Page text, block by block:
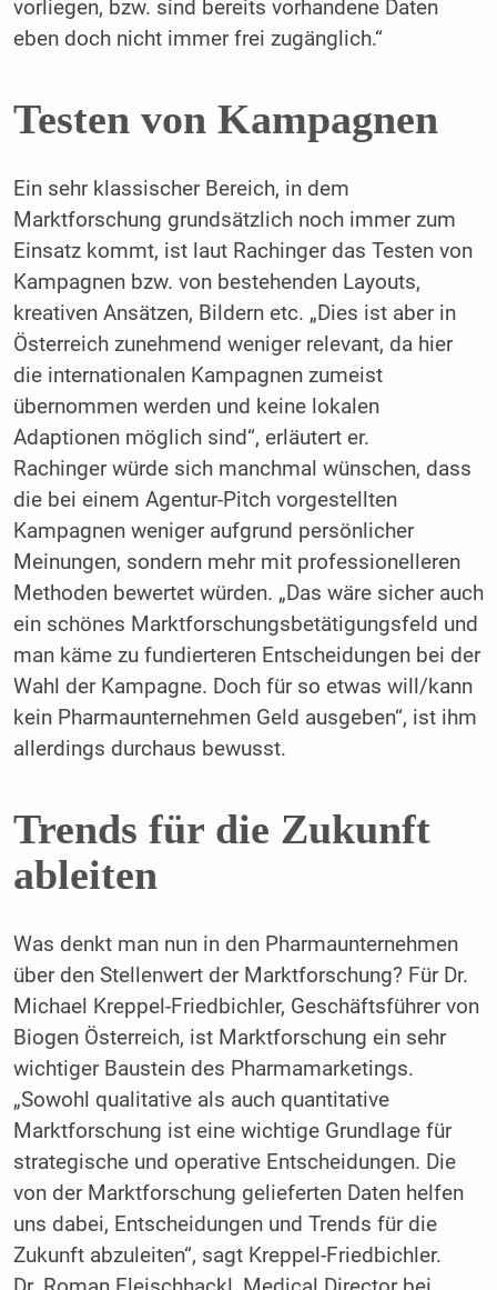
vorliegen, bzw. sind bereits vorhandene Daten
eben doch nicht immer frei zugänglich.“
Testen von Kampagnen
Ein sehr klassischer Bereich, in dem
Marktforschung grundsätzlich noch immer zum
Einsatz kommt, ist laut Rachinger das Testen von
Kampagnen bzw. von bestehenden Layouts,
kreativen Ansätzen, Bildern etc. „Dies ist aber in
Österreich zunehmend weniger relevant, da hier
die internationalen Kampagnen zumeist
übernommen werden und keine lokalen
Adaptionen möglich sind“, erläutert er.
Rachinger würde sich manchmal wünschen, dass
die bei einem Agentur-Pitch vorgestellten
Kampagnen weniger aufgrund persönlicher
Meinungen, sondern mehr mit professionelleren
Methoden bewertet würden. „Das wäre sicher auch
ein schönes Marktforschungsbetätigungsfeld und
man käme zu fundierteren Entscheidungen bei der
Wahl der Kampagne. Doch für so etwas will/kann
kein Pharmaunternehmen Geld ausgeben“, ist ihm
allerdings durchaus bewusst.
Trends für die Zukunft
ableiten
Was denkt man nun in den Pharmaunternehmen
über den Stellenwert der Marktforschung? Für Dr.
Michael Kreppel-Friedbichler, Geschäftsführer von
Biogen Österreich, ist Marktforschung ein sehr
wichtiger Baustein des Pharmamarketings.
„Sowohl qualitative als auch quantitative
Marktforschung ist eine wichtige Grundlage für
strategische und operative Entscheidungen. Die
von der Marktforschung gelieferten Daten helfen
uns dabei, Entscheidungen und Trends für die
Zukunft abzuleiten“, sagt Kreppel-Friedbichler.